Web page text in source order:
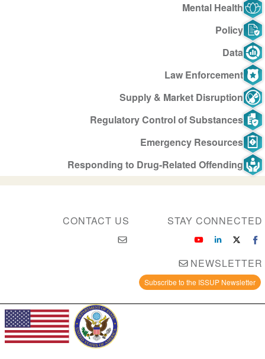
Mental Health
Policy
Data
Law Enforcement
Supply & Market Disruption
Regulatory Control of Substances
Emergency Resources
Responding to Drug-Related Offending
CONTACT US STAY CONNECTED
NEWSLETTER
Subscribe to the ISSUP Newsletter